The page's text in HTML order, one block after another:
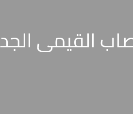
القيمى